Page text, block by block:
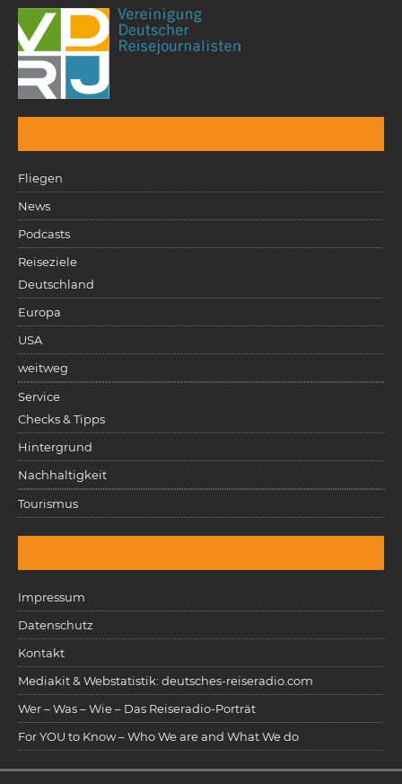
Fliegen
News
Podcasts
Reiseziele
Deutschland
Europa
USA
weitweg
Service
Checks & Tipps
Hintergrund
Nachhaltigkeit
Tourismus
Impressum
Datenschutz
Kontakt
Mediakit & Webstatistik: deutsches-reiseradio.com
Wer – Was – Wie – Das Reiseradio-Porträt
For YOU to Know – Who We are and What We do